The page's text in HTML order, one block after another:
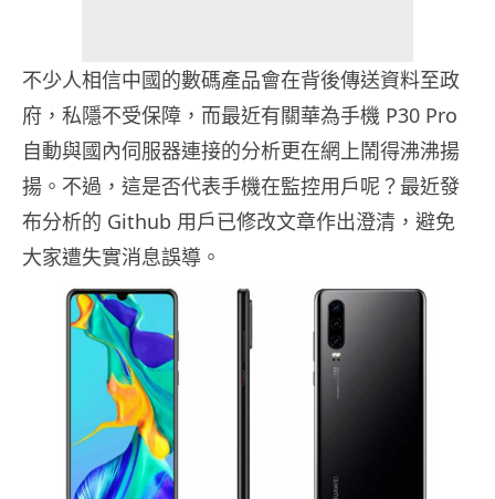
不少人相信中國的數碼產品會在背後傳送資料至政
府，私隱不受保障，而最近有關華為手機 P30 Pro
自動與國內伺服器連接的分析更在網上鬧得沸沸揚
揚。不過，這是否代表手機在監控用戶呢？最近發
布分析的 Github 用戶已修改文章作出澄清，避免
大家遭失實消息誤導。